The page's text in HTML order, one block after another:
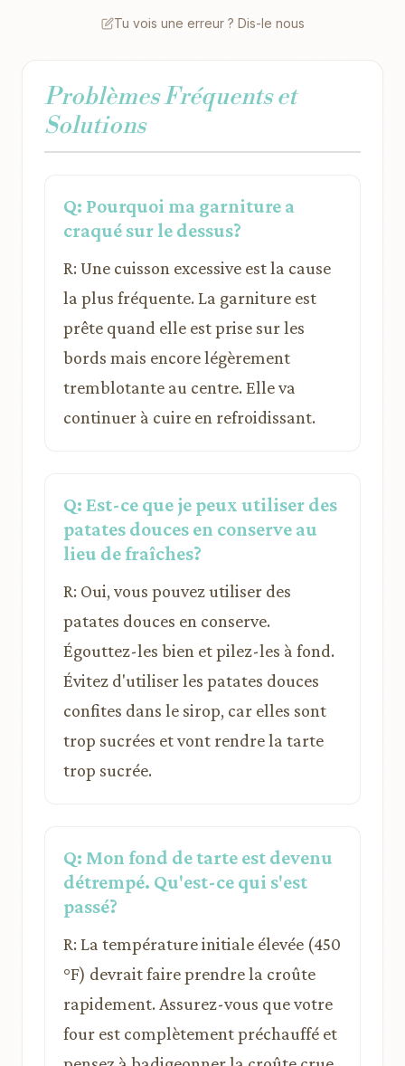
Tu vois une erreur ? Dis-le nous
Problèmes Fréquents et
Solutions
Q: Pourquoi ma garniture a
craqué sur le dessus?
R: Une cuisson excessive est la cause
la plus fréquente. La garniture est
prête quand elle est prise sur les
bords mais encore légèrement
tremblotante au centre. Elle va
continuer à cuire en refroidissant.
Q: Est-ce que je peux utiliser des
patates douces en conserve au
lieu de fraîches?
R: Oui, vous pouvez utiliser des
patates douces en conserve.
Égouttez-les bien et pilez-les à fond.
Évitez d'utiliser les patates douces
confites dans le sirop, car elles sont
trop sucrées et vont rendre la tarte
trop sucrée.
Q: Mon fond de tarte est devenu
détrempé. Qu'est-ce qui s'est
passé?
R: La température initiale élevée (450
°F) devrait faire prendre la croûte
rapidement. Assurez-vous que votre
four est complètement préchauffé et